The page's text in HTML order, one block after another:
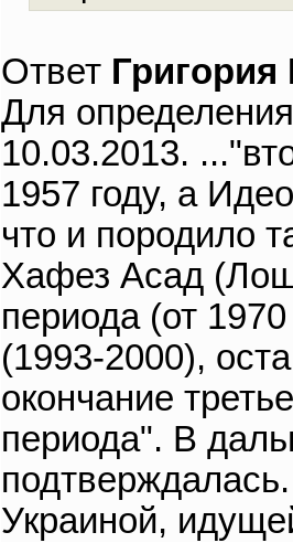
Ответ
Для
10.03.2013.
1957 году, а
что и породило
Хафез Асад
периода (от
(1993-2000),
окончание
периода". В
Украиной,